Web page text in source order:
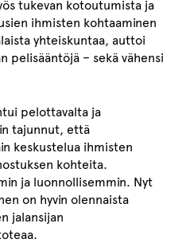
tukevan kotoutumista ja
ihmisten kohtaaminen
yhteiskuntaa, auttoi
pelisääntöjä – sekä vähensi
pelottavalta ja
tajunnut, että
keskustelua ihmisten
kohteita.
ja luonnollisemmin. Nyt
on hyvin olennaista
jalansijan